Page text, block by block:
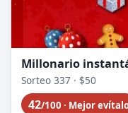
Millonario
Sorteo 337 · $50
42/100 · Mejor